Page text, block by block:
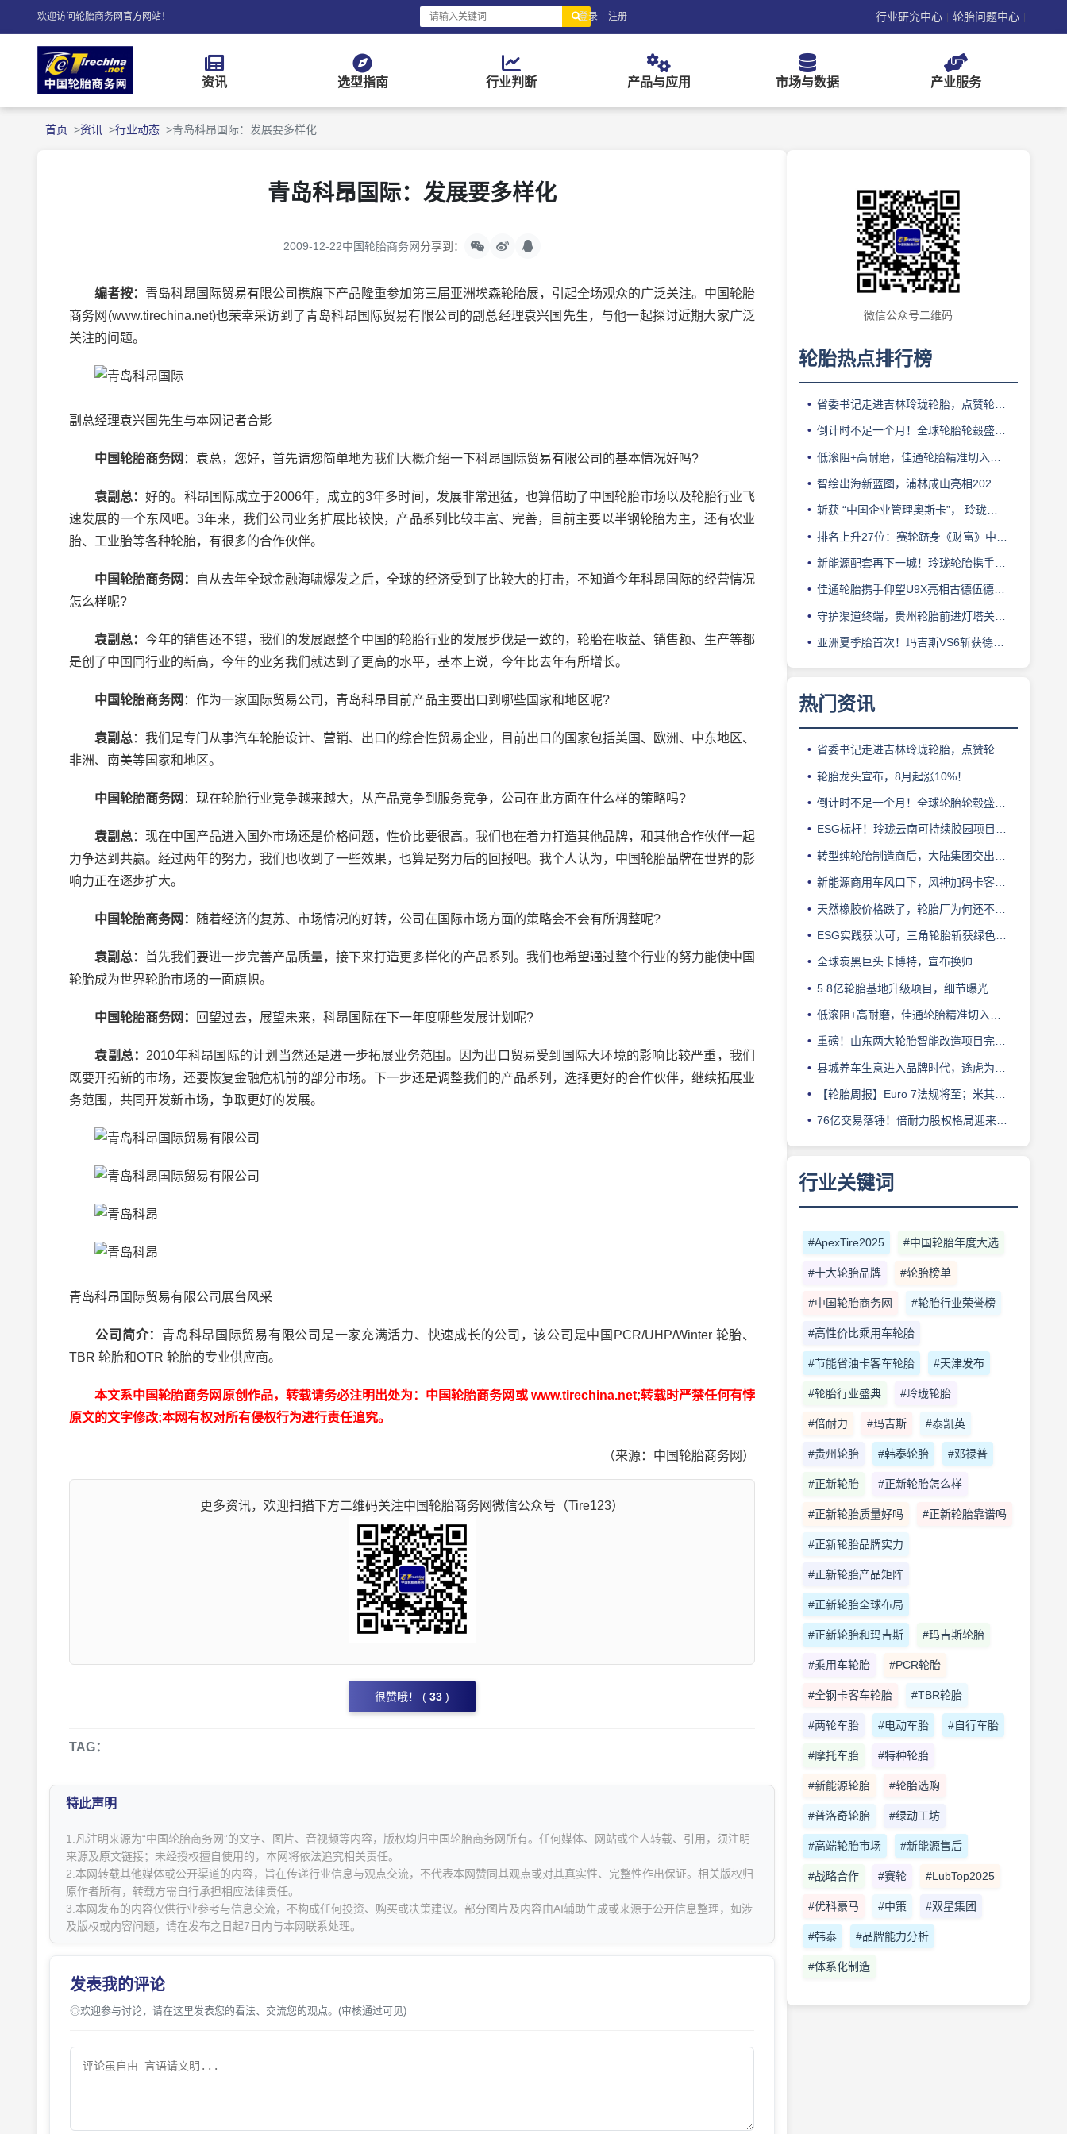
欢迎访问轮胎商务网官方网站！ 登录 | 注册 行业研究中心 | 轮胎问题中心 |
资讯 选型指南 行业判断 产品与应用 市场与数据 产业服务
首页 资讯 行业动态 青岛科昂国际：发展要多样化
青岛科昂国际：发展要多样化
2009-12-22中国轮胎商务网分享到：
编者按： 青岛科昂国际贸易有限公司携旗下产品隆重参加第三届亚洲埃森轮胎展，引起全场观众的广泛关注。中国轮胎
商务网(www.tirechina.net)也荣幸采访到了青岛科昂国际贸易有限公司的副总经理袁兴国先生，与他一起探讨近期大家广泛
关注的问题。
副总经理袁兴国先生与本网记者合影
中国轮胎商务网 ：袁总，您好，首先请您简单地为我们大概介绍一下科昂国际贸易有限公司的基本情况好吗?
袁副总：好的。科昂国际成立于2006年，成立的3年多时间，发展非常迅猛，也算借助了中国轮胎市场以及轮胎行业飞
速发展的一个东风吧。3年来，我们公司业务扩展比较快，产品系列比较丰富、完善，目前主要以半钢轮胎为主，还有农业
胎、工业胎等各种轮胎，有很多的合作伙伴。
中国轮胎商务网：
自从去年全球金融海啸爆发之后，全球的经济受到了比较大的打击，不知道今年科昂国际的经营情况
怎么样呢?
袁副总： 今年的销售还不错，我们的发展跟整个中国的轮胎行业的发展步伐是一致的，轮胎在收益、销售额、生产等都
是创了中国同行业的新高，今年的业务我们就达到了更高的水平，基本上说，今年比去年有所增长。
中国轮胎商务网 ：作为一家国际贸易公司，青岛科昂目前产品主要出口到哪些国家和地区呢?
袁副总：我们是专门从事汽车轮胎设计、营销、出口的综合性贸易企业，目前出口的国家包括美国、欧洲、中东地区、
非洲、南美等国家和地区。
中国轮胎商务网 ：现在轮胎行业竞争越来越大，从产品竞争到服务竞争，公司在此方面在什么样的策略吗?
袁副总：现在中国产品进入国外市场还是价格问题，性价比要很高。我们也在着力打造其他品牌，和其他合作伙伴一起
力争达到共赢。经过两年的努力，我们也收到了一些效果，也算是努力后的回报吧。我个人认为，中国轮胎品牌在世界的影
响力正在逐步扩大。
中国轮胎商务网： 随着经济的复苏、市场情况的好转，公司在国际市场方面的策略会不会有所调整呢?
袁副总： 首先我们要进一步完善产品质量，接下来打造更多样化的产品系列。我们也希望通过整个行业的努力能使中国
轮胎成为世界轮胎市场的一面旗帜。
中国轮胎商务网： 回望过去，展望未来，科昂国际在下一年度哪些发展计划呢?
袁副总： 2010年科昂国际的计划当然还是进一步拓展业务范围。因为出口贸易受到国际大环境的影响比较严重，我们
既要开拓新的市场，还要恢复金融危机前的部分市场。下一步还是调整我们的产品系列，选择更好的合作伙伴，继续拓展业
务范围，共同开发新市场，争取更好的发展。
青岛科昂国际贸易有限公司展台风采
公司简介： 青岛科昂国际贸易有限公司是一家充满活力、快速成长的公司，该公司是中国PCR/UHP/Winter 轮胎、
TBR 轮胎和OTR 轮胎的专业供应商。
本文系中国轮胎商务网原创作品，转载请务必注明出处为：中国轮胎商务网或 www.tirechina.net;转载时严禁任何有悖
原文的文字修改;本网有权对所有侵权行为进行责任追究。
（来源：中国轮胎商务网）
更多资讯，欢迎扫描下方二维码关注中国轮胎商务网微信公众号（Tire123）
很赞哦！ ( 33 )
TAG：
特此声明
1.凡注明来源为“中国轮胎商务网”的文字、图片、音视频等内容，版权均归中国轮胎商务网所有。任何媒体、网站或个人转载、引用，须注明
来源及原文链接；未经授权擅自使用的，本网将依法追究相关责任。
2.本网转载其他媒体或公开渠道的内容，旨在传递行业信息与观点交流，不代表本网赞同其观点或对其真实性、完整性作出保证。相关版权归
原作者所有，转载方需自行承担相应法律责任。
3.本网发布的内容仅供行业参考与信息交流，不构成任何投资、购买或决策建议。部分图片及内容由AI辅助生成或来源于公开信息整理，如涉
及版权或内容问题，请在发布之日起7日内与本网联系处理。
发表我的评论
◎欢迎参与讨论，请在这里发表您的看法、交流您的观点。(审核通过可见)
微信公众号二维码
轮胎热点排行榜
省委书记走进吉林玲珑轮胎，点赞轮胎智造标杆
倒计时不足一个月！全球轮胎轮毂盛会即将登陆上海！
低滚阻+高耐磨，佳通轮胎精准切入新能源轻卡赛道
智绘出海新蓝图，浦林成山亮相2026泰中合作博览会
斩获 “中国企业管理奥斯卡”， 玲珑轮胎蝉联 BMC 大奖
排名上升27位：赛轮跻身《财富》中国500强背后的增长逻辑
新能源配套再下一城！玲珑轮胎携手小鹏L03全球上市
佳通轮胎携手仰望U9X亮相古德伍德，以轮胎科技挑战性能边界
守护渠道终端，贵州轮胎前进灯塔关爱基金驰援长春受灾门店
亚洲夏季胎首次！玛吉斯VS6斩获德国TÜV SÜD高阶认证
热门资讯
省委书记走进吉林玲珑轮胎，点赞轮胎智造标杆
轮胎龙头宣布，8月起涨10%！
倒计时不足一个月！全球轮胎轮毂盛会即将登陆上海！
ESG标杆！玲珑云南可持续胶园项目获评最佳实践
转型纯轮胎制造商后，大陆集团交出亮眼业绩
新能源商用车风口下，风神加码卡客车胎产能
天然橡胶价格跌了，轮胎厂为何还不敢“松口气”？
ESG实践获认可，三角轮胎斩获绿色发展典范企业奖
全球炭黑巨头卡博特，宣布换帅
5.8亿轮胎基地升级项目，细节曝光
低滚阻+高耐磨，佳通轮胎精准切入新能源轻卡赛道
重磅！山东两大轮胎智能改造项目完成备案
县城养车生意进入品牌时代，途虎为何此时加码“万镇万店”？
【轮胎周报】Euro 7法规将至；米其林上半年营收超千亿；倍耐力上半年盈利稳增；龙星炭黑斩获欧洲近万吨订单
76亿交易落锤！倍耐力股权格局迎来重塑
行业关键词
#ApexTire2025 #中国轮胎年度大选
#十大轮胎品牌 #轮胎榜单
#中国轮胎商务网 #轮胎行业荣誉榜
#高性价比乘用车轮胎
#节能省油卡客车轮胎 #天津发布
#轮胎行业盛典 #玲珑轮胎
#倍耐力 #玛吉斯 #泰凯英
#贵州轮胎 #韩泰轮胎 #邓禄普
#正新轮胎 #正新轮胎怎么样
#正新轮胎质量好吗 #正新轮胎靠谱吗
#正新轮胎品牌实力
#正新轮胎产品矩阵
#正新轮胎全球布局
#正新轮胎和玛吉斯 #玛吉斯轮胎
#乘用车轮胎 #PCR轮胎
#全钢卡客车轮胎 #TBR轮胎
#两轮车胎 #电动车胎 #自行车胎
#摩托车胎 #特种轮胎
#新能源轮胎 #轮胎选购
#普洛奇轮胎 #绿动工坊
#高端轮胎市场 #新能源售后
#战略合作 #赛轮 #LubTop2025
#优科豪马 #中策 #双星集团
#韩泰 #品牌能力分析
#体系化制造